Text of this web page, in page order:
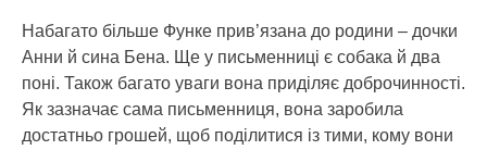
Набагато більше Функе прив’язана до родини – дочки
Анни й сина Бена. Ще у письменниці є собака й два
поні. Також багато уваги вона приділяє доброчинності.
Як зазначає сама письменниця, вона заробила
достатньо грошей, щоб поділитися із тими, кому вони